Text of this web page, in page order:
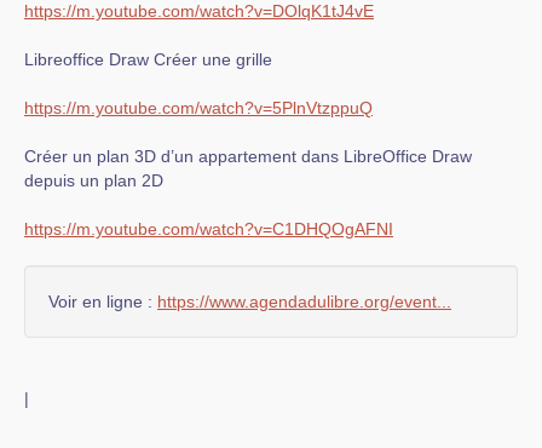
https://m.youtube.com/watch?v=DOlqK1tJ4vE
Libreoffice Draw Créer une grille
https://m.youtube.com/watch?v=5PlnVtzppuQ
Créer un plan 3D d’un appartement dans LibreOffice Draw
depuis un plan 2D
https://m.youtube.com/watch?v=C1DHQOgAFNI
Voir en ligne : https://www.agendadulibre.org/event...
|